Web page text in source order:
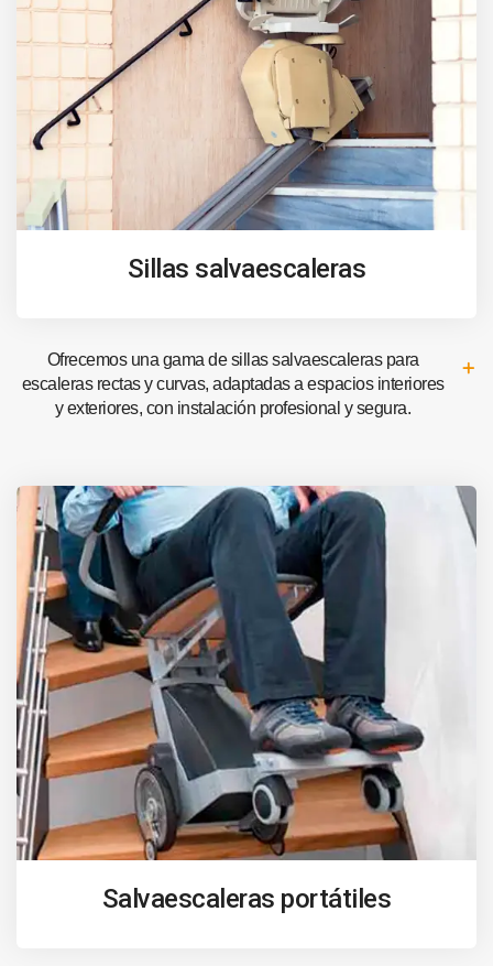
Sillas salvaescaleras
Ofrecemos una gama de sillas salvaescaleras para
escaleras rectas y curvas, adaptadas a espacios interiores
y exteriores, con instalación profesional y segura.
Salvaescaleras portátiles